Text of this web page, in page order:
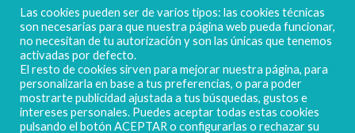
POLIGONO CAMPORROSO P-D, Nº4
02520 - CHINCHILLA DE MONTEARAGÓN
(ALBACETE) Spain
Tel. + 34 967 218 812 - info@abr.com.es
Las cookies pueden ser de varios tipos: las cookies técnicas
son necesarias para que nuestra página web pueda funcionar,
no necesitan de tu autorización y son las únicas que tenemos
activadas por defecto.
El resto de cookies sirven para mejorar nuestra página, para
personalizarla en base a tus preferencias, o para poder
mostrarte publicidad ajustada a tus búsquedas, gustos e
intereses personales. Puedes aceptar todas estas cookies
pulsando el botón ACEPTAR o configurarlas o rechazar su